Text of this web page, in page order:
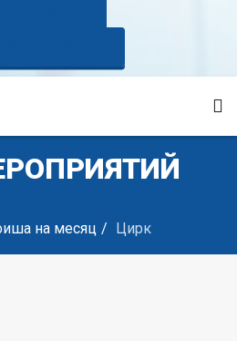
на месяц Цирк